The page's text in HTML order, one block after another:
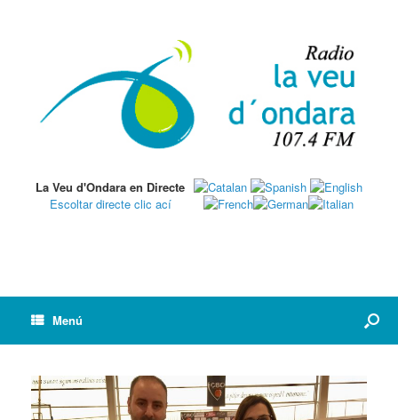
La Veu d'Ondara en Directe
Escoltar directe clic ací
Menú